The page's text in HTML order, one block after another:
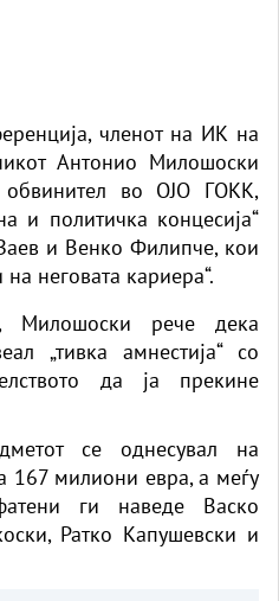
членот на ИК на
Антонио Милошоски
обвинител во ОЈО ГОКК,
и политичка концесија“
и Венко Филипче, кои
неговата кариера“.
Милошоски рече дека
„тивка амнестија“ со
да ја прекине
се однесувал на
167 милиони евра, а меѓу
ги наведе Васко
Ратко Капушевски и